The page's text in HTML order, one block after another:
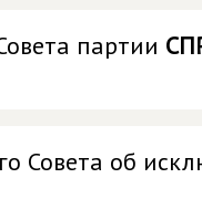
партии
Совета об